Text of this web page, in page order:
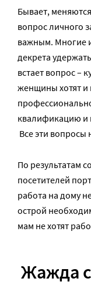
Бывает,
вопрос личного
важным. Многие
декрета
встает вопрос –
женщины хотят и
квалификацию и
Все эти
По результатам
посетителей
работа на дому
острой
мам не хотят
Жажда